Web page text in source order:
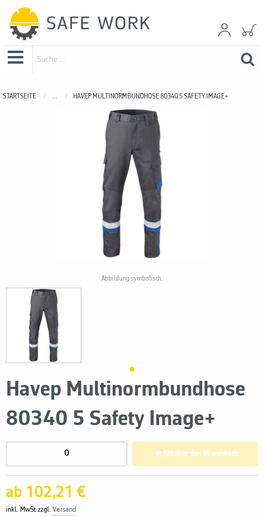
STARTSEITE ... HAVEP MULTINORMBUNDHOSE 80340 5 SAFETY IMAGE+
Havep Multinormbundhose
80340 5 Safety Image+
Abbildung symbolisch.
ab 102,21 €
inkl. MwSt zzgl. Versand
Stück in den Warenkorb